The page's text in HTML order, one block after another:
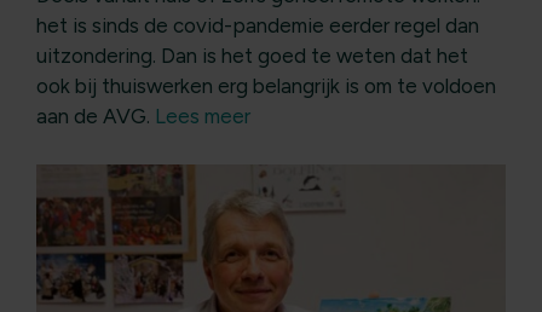
het is sinds de covid-pandemie eerder regel dan
uitzondering. Dan is het goed te weten dat het
ook bij thuiswerken erg belangrijk is om te voldoen
aan de AVG. Lees meer